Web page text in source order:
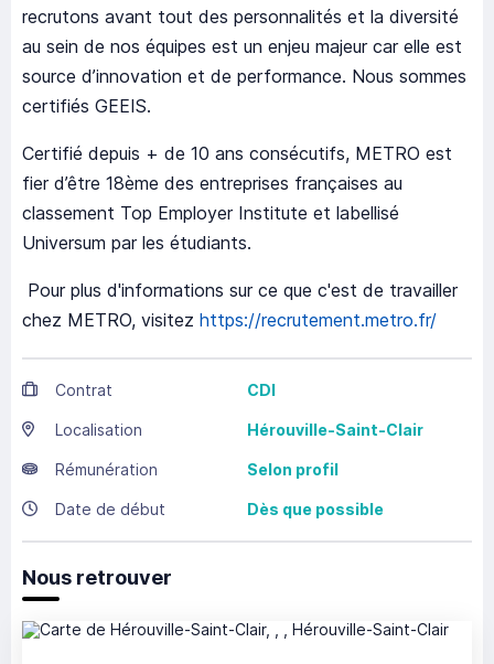
recrutons avant tout des personnalités et la diversité
au sein de nos équipes est un enjeu majeur car elle est
source d’innovation et de performance. Nous sommes
certifiés GEEIS.
Certifié depuis + de 10 ans consécutifs, METRO est
fier d’être 18ème des entreprises françaises au
classement Top Employer Institute et labellisé
Universum par les étudiants.
Pour plus d'informations sur ce que c'est de travailler
chez METRO, visitez https://recrutement.metro.fr/
Contrat CDI
Localisation Hérouville-Saint-Clair
Rémunération Selon profil
Date de début Dès que possible
Nous retrouver